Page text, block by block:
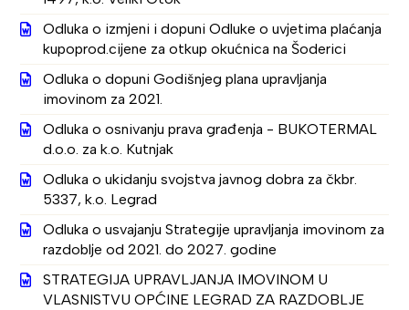
Odluka o izmjeni i dopuni Odluke o uvjetima plaćanja
kupoprod.cijene za otkup okućnica na Šoderici
Odluka o dopuni Godišnjeg plana upravljanja
imovinom za 2021.
Odluka o osnivanju prava građenja - BUKOTERMAL
d.o.o. za k.o. Kutnjak
Odluka o ukidanju svojstva javnog dobra za čkbr.
5337, k.o. Legrad
Odluka o usvajanju Strategije upravljanja imovinom za
razdoblje od 2021. do 2027. godine
STRATEGIJA UPRAVLJANJA IMOVINOM U
VLASNISTVU OPĆINE LEGRAD ZA RAZDOBLJE